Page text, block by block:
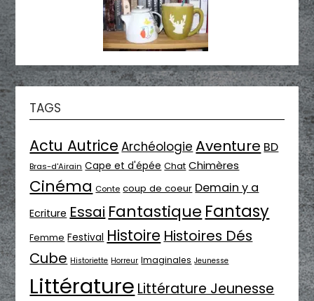
TAGS
Actu Autrice Archéologie Aventure BD
Bras-d'Airain Cape et d'épée Chat Chimères
Cinéma Conte coup de coeur Demain y a
Ecriture Essai Fantastique Fantasy
Femme Festival Histoire Histoires Dés
Cube Historiette Horreur Imaginales Jeunesse
Littérature Littérature Jeunesse